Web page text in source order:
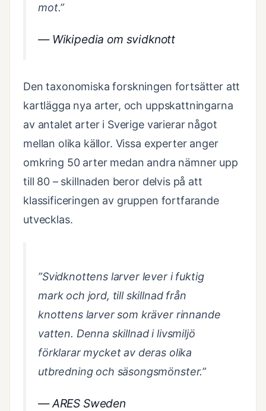
mot.”
— Wikipedia om svidknott
Den taxonomiska forskningen fortsätter att
kartlägga nya arter, och uppskattningarna
av antalet arter i Sverige varierar något
mellan olika källor. Vissa experter anger
omkring 50 arter medan andra nämner upp
till 80 – skillnaden beror delvis på att
klassificeringen av gruppen fortfarande
utvecklas.
”Svidknottens larver lever i fuktig
mark och jord, till skillnad från
knottens larver som kräver rinnande
vatten. Denna skillnad i livsmiljö
förklarar mycket av deras olika
utbredning och säsongsmönster.”
—ARES Sweden